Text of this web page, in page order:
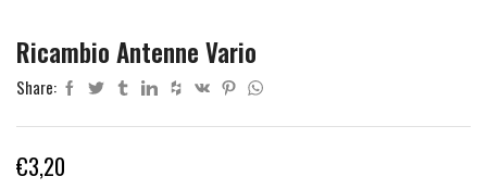
Ricambio Antenne Vario
Share:
€3,20